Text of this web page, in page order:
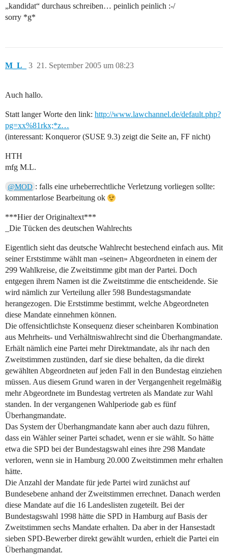
„kandidat“ durchaus schreiben… peinlich peinlich :-/
sorry *g*
M_L_ 21. September 2005 um 08:23
3
Auch hallo.
Statt langer Worte den link: http://www.lawchannel.de/default.php?
pg=xx%81rkx;*z…
(interessant: Konqueror (SUSE 9.3) zeigt die Seite an, FF nicht)
HTH
mfg M.L.
@MOD : falls eine urheberrechtliche Verletzung vorliegen sollte:
kommentarlose Bearbeitung ok
***Hier der Originaltext***
_Die Tücken des deutschen Wahlrechts
Eigentlich sieht das deutsche Wahlrecht bestechend einfach aus. Mit
seiner Erststimme wählt man «seinen» Abgeordneten in einem der
299 Wahlkreise, die Zweitstimme gibt man der Partei. Doch
entgegen ihrem Namen ist die Zweitstimme die entscheidende. Sie
wird nämlich zur Verteilung aller 598 Bundestagsmandate
herangezogen. Die Erststimme bestimmt, welche Abgeordneten
diese Mandate einnehmen können.
Die offensichtlichste Konsequenz dieser scheinbaren Kombination
aus Mehrheits- und Verhältniswahlrecht sind die Überhangmandate.
Erhält nämlich eine Partei mehr Direktmandate, als ihr nach den
Zweitstimmen zustünden, darf sie diese behalten, da die direkt
gewählten Abgeordneten auf jeden Fall in den Bundestag einziehen
müssen. Aus diesem Grund waren in der Vergangenheit regelmäßig
mehr Abgeordnete im Bundestag vertreten als Mandate zur Wahl
standen. In der vergangenen Wahlperiode gab es fünf
Überhangmandate.
Das System der Überhangmandate kann aber auch dazu führen,
dass ein Wähler seiner Partei schadet, wenn er sie wählt. So hätte
etwa die SPD bei der Bundestagswahl eines ihre 298 Mandate
verloren, wenn sie in Hamburg 20.000 Zweitstimmen mehr erhalten
hätte.
Die Anzahl der Mandate für jede Partei wird zunächst auf
Bundesebene anhand der Zweitstimmen errechnet. Danach werden
diese Mandate auf die 16 Landeslisten zugeteilt. Bei der
Bundestagswahl 1998 hätte die SPD in Hamburg auf Basis der
Zweitstimmen sechs Mandate erhalten. Da aber in der Hansestadt
sieben SPD-Bewerber direkt gewählt wurden, erhielt die Partei ein
Überhangmandat.